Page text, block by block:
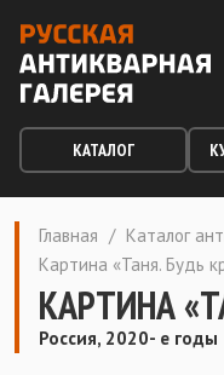
КАТАЛОГ
Главная / Каталог
Картина «Таня. Будь
КАРТИНА
Россия, 2020- е годы